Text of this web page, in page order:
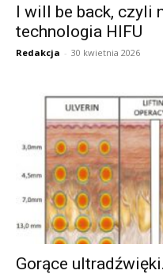
I will be back, czyli
technologia HIFU
Redakcja - 30 kwietnia 2026
Gorące